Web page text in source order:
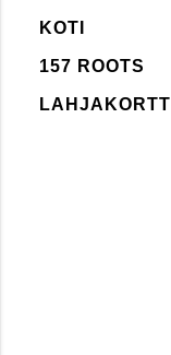
KOTI
157 ROOTS
LAHJAKORTTI